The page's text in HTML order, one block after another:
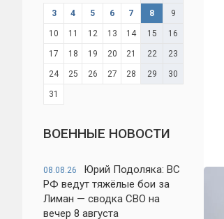
3 4 5 6 7 8 9
10 11 12 13 14 15 16
17 18 19 20 21 22 23
24 25 26 27 28 29 30
31
ВОЕННЫЕ НОВОСТИ
08.08.26
Юрий Подоляка: ВС
РФ ведут тяжёлые бои за
Лиман — сводка СВО на
вечер 8 августа